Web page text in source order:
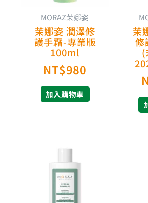
MORAZ茉娜姿
茉娜姿 潤澤修
護手霜-專業版
100ml
NT$980
加入購物車
茉
修
(